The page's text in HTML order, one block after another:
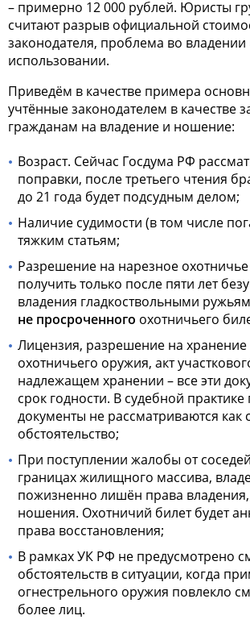
– примерно 12 000 рублей. Юристы
считают разрыв официальной
законодателя, проблема во владении
использовании.
Приведём в качестве примера
учтённые законодателем в качестве
гражданам на владение и ношение:
Возраст. Сейчас Госдума РФ
поправки, после третьего чтения
до 21 года будет подсудным делом;
Наличие судимости (в том числе
тяжким статьям;
Разрешение на нарезное
получить только после пяти лет
владения гладкоствольными
не просроченного охотничьего
Лицензия, разрешение на
охотничьего оружия, акт
надлежащем хранении – все эти
срок годности. В судебной
документы не рассматриваются
обстоятельство;
При поступлении жалобы от
границах жилищного массива,
пожизненно лишён права
ношения. Охотничий билет будет
права восстановления;
В рамках УК РФ не предусмотрено
обстоятельств в ситуации, когда
огнестрельного оружия повлекло
более лиц.